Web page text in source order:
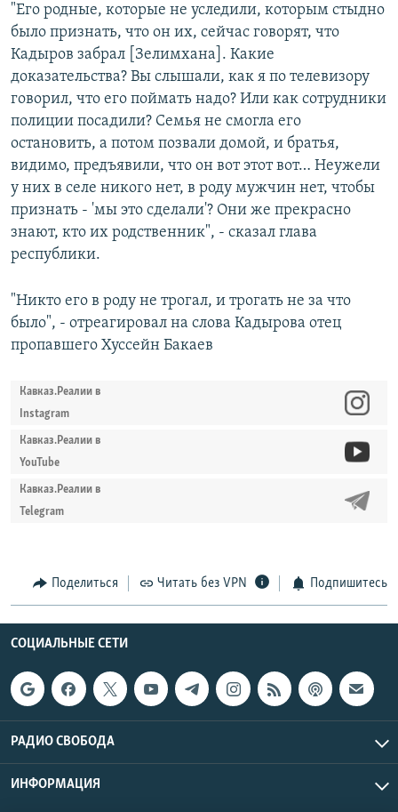
"Его родные, которые не уследили, которым стыдно
было признать, что он их, сейчас говорят, что
Кадыров забрал [Зелимхана]. Какие
доказательства? Вы слышали, как я по телевизору
говорил, что его поймать надо? Или как сотрудники
полиции посадили? Семья не смогла его
остановить, а потом позвали домой, и братья,
видимо, предъявили, что он вот этот вот… Неужели
у них в селе никого нет, в роду мужчин нет, чтобы
признать - 'мы это сделали'? Они же прекрасно
знают, кто их родственник", - сказал глава
республики.
"Никто его в роду не трогал, и трогать не за что
было", - отреагировал на слова Кадырова отец
пропавшего Хуссейн Бакаев
Кавказ.Реалии в
Instagram
Кавказ.Реалии в
YouTube
Кавказ.Реалии в
Telegram
Поделиться Читать без VPN Подпишитесь
СОЦИАЛЬНЫЕ СЕТИ
РАДИО СВОБОДА
ИНФОРМАЦИЯ